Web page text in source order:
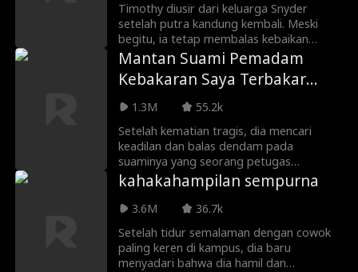
Timothy diusir dari keluarga Snyder
setelah putra kandung kembali. Meski
begitu, ia tetap membalas kebaikan
mereka dan menjadi relawan misi
penyelamatan umat manusia. Bertahun-
tahun kemudian, Timothy dipuja sebagai
pahlawan di Planet Artemis— sementara
keluarganya menyesal terlalu lambat.
Mantan Suami Pemadam
Kebakaran Saya Terbakar
dalam Penyesalan
1.3M
55.2k
Setelah kematian tragis, dia mencari
keadilan dan balas dendam pada
suaminya yang seorang petugas
pemadam kebakaran, tapi dia memilih
untuk menyelamatkan mantan kekasihnya.
Diliputi kesedihan dan amarah, dia
atas kematian kekasihnya.
kahakahampilan sempurna
3.6M
36.7k
Setelah tidur semalaman dengan cowok
paling keren di kampus, dia baru
menyadari bahwa dia hamil dan